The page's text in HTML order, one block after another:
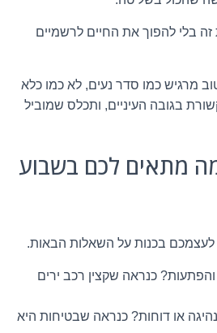
בלי להפוך את החיים לרשמיים
מרגיש כמו סדר נעים, לא כמו כלא
בגובה העיניים, ותכלס שמוביל
מה מתאים לכם בשבוע
בכנות על השאלות הבאות.
כנראה שקצין רכב ירים
נהיגה או דוחות? כנראה שבטיחות היא